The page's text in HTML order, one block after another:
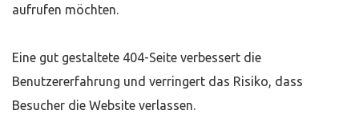
aufrufen möchten.
Eine gut gestaltete 404-Seite verbessert die
Benutzererfahrung und verringert das Risiko, dass
Besucher die Website verlassen.